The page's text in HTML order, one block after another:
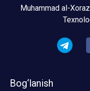
Muhammad al-
Bog‘lanish